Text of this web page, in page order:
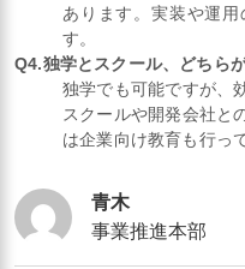
あります。実装や運
す。
Q4.独学とスクール、どちら
独学でも可能ですが、
スクールや開発会社と
は企業向け教育も行っ
青木
事業推進本部